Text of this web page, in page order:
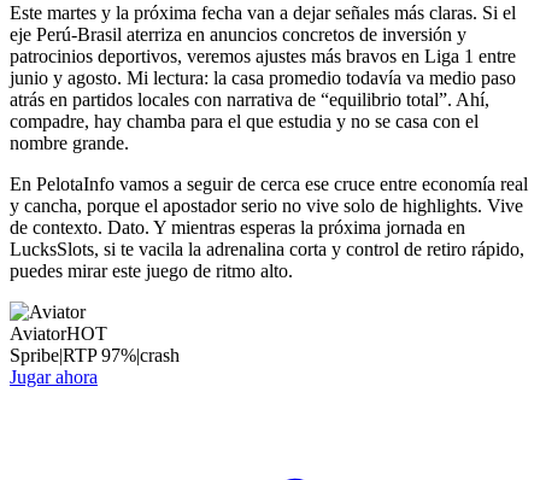
Este martes y la próxima fecha van a dejar señales más claras. Si el
eje Perú-Brasil aterriza en anuncios concretos de inversión y
patrocinios deportivos, veremos ajustes más bravos en Liga 1 entre
junio y agosto. Mi lectura: la casa promedio todavía va medio paso
atrás en partidos locales con narrativa de “equilibrio total”. Ahí,
compadre, hay chamba para el que estudia y no se casa con el
nombre grande.
En PelotaInfo vamos a seguir de cerca ese cruce entre economía real
y cancha, porque el apostador serio no vive solo de highlights. Vive
de contexto. Dato. Y mientras esperas la próxima jornada en
LucksSlots, si te vacila la adrenalina corta y control de retiro rápido,
puedes mirar este juego de ritmo alto.
AviatorHOT
Spribe|RTP97%|crash
Jugar ahora